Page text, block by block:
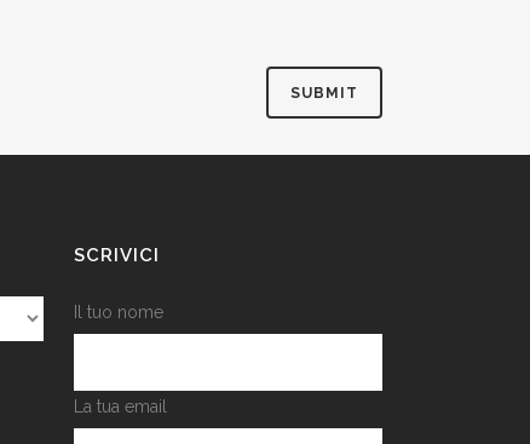
SCRIVICI
Il tuo nome
La tua email